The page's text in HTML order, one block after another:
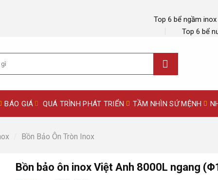
Top 6 bể ngầm
Top 6 bể
BÁO GIÁ QUÁ TRÌNH PHÁT TRIỂN TẦM NHÌN SỨ MỆNH
Bồn Bảo Ôn Tròn Inox
Bồn bảo ôn inox Việt Anh 8000L ngang